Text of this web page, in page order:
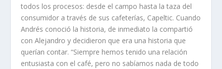
todos los procesos: desde el campo hasta la taza del
consumidor a través de sus cafeterías, Capeltic. Cuando
Andrés conoció la historia, de inmediato la compartió
con Alejandro y decidieron que era una historia que
querían contar. “Siempre hemos tenido una relación
entusiasta con el café, pero no sabíamos nada de todo